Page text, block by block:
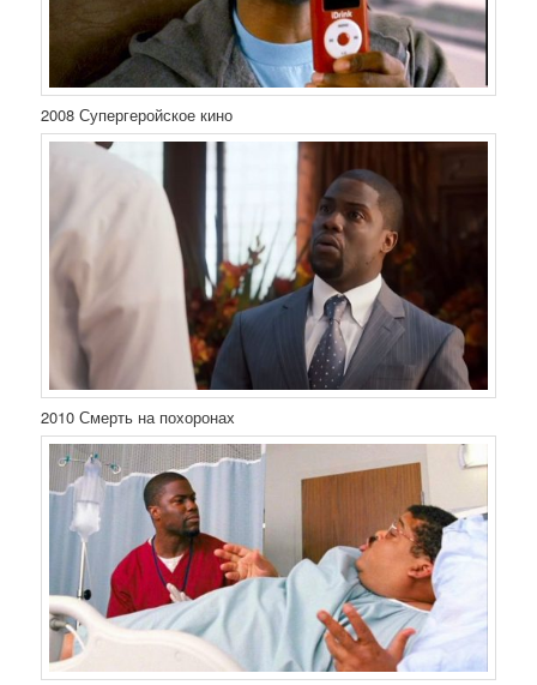
2008 Супергеройское кино
2010 Смерть на похоронах